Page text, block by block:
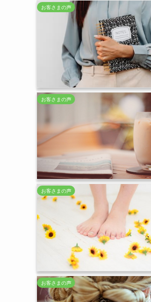
お客さまの声
お客さまの声
お客さまの声
お客さまの声